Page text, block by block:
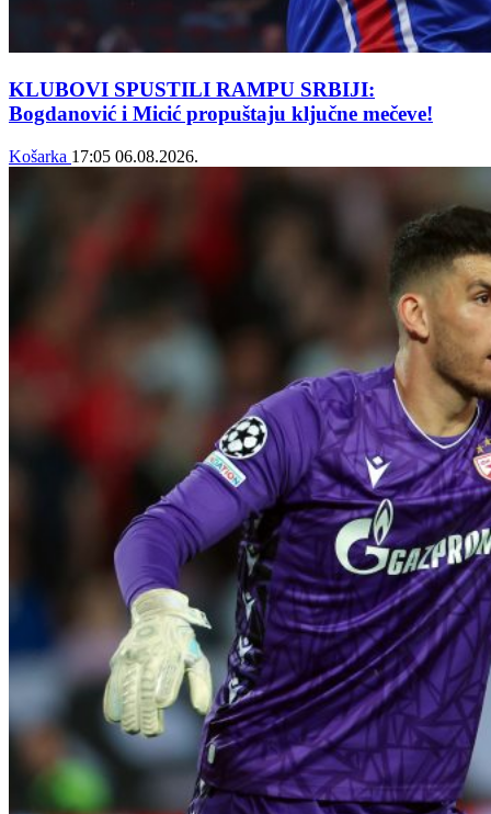
KLUBOVI SPUSTILI RAMPU SRBIJI:
Bogdanović i Micić propuštaju ključne mečeve!
Košarka 17:05 06.08.2026.